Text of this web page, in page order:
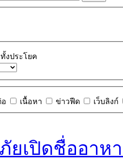
ทั้งประโยค
เนื้อหา ข่าวฟีด เว็บลิงก์
ยเปิดชื่ออาห